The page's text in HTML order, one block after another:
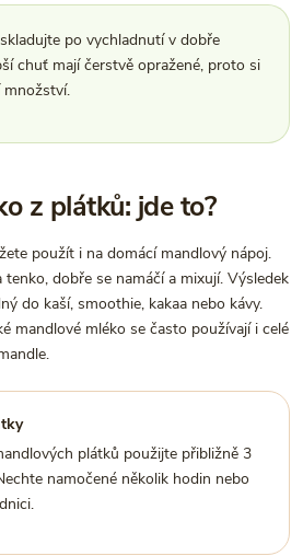
po vychladnutí v dobře
chuť mají čerstvě opražené, proto si
množství.
z plátků: jde to?
použít i na domácí mandlový nápoj.
dobře se namáčí a mixují. Výsledek
do kaší, smoothie, kakaa nebo kávy.
mandlové mléko se často používají i celé
plátků použijte přibližně 3
namočené několik hodin nebo